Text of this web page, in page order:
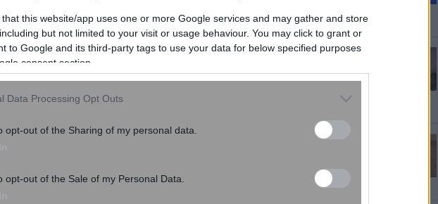
that this website/app uses one or more Google services and may gather and store
but not limited to your visit or usage behaviour. You may click to grant or
to Google and its third-party tags to use your data for below specified purposes
consent section.
Data Processing Opt Outs
opt-out of the Sharing of my personal data.
opt-out of the Sale of my Personal Data.
για κατάληξη σε συμφωνία. «Η Κύπρος
κόσμο ότι μακράς διάρκεια διενέξεις μπορούν να
ανέφερε ο ΓΓ του ΟΗΕ.